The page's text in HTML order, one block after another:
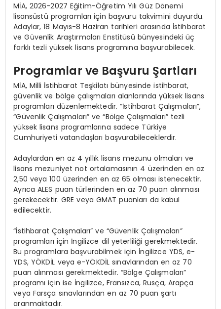
MİA, 2026-2027 Eğitim-Öğretim Yılı Güz Dönemi
lisansüstü programları için başvuru takvimini duyurdu.
Adaylar, 18 Mayıs-8 Haziran tarihleri arasında İstihbarat
ve Güvenlik Araştırmaları Enstitüsü bünyesindeki üç
farklı tezli yüksek lisans programına başvurabilecek.
Programlar ve Başvuru Şartları
MİA, Milli İstihbarat Teşkilatı bünyesinde istihbarat,
güvenlik ve bölge çalışmaları alanlarında yüksek lisans
programları düzenlemektedir. “İstihbarat Çalışmaları”,
“Güvenlik Çalışmaları” ve “Bölge Çalışmaları” tezli
yüksek lisans programlarına sadece Türkiye
Cumhuriyeti vatandaşları başvurabileceklerdir.
Adaylardan en az 4 yıllık lisans mezunu olmaları ve
lisans mezuniyet not ortalamasının 4 üzerinden en az
2,50 veya 100 üzerinden en az 65 olması istenecektir.
Ayrıca ALES puan türlerinden en az 70 puan alınması
gerekecektir. GRE veya GMAT puanları da kabul
edilecektir.
“İstihbarat Çalışmaları” ve “Güvenlik Çalışmaları”
programları için İngilizce dil yeterliliği gerekmektedir.
Bu programlara başvurabilmek için İngilizce YDS, e-
YDS, YÖKDİL veya e-YÖKDİL sınavlarından en az 70
puan alınması gerekmektedir. “Bölge Çalışmaları”
programı için ise İngilizce, Fransızca, Rusça, Arapça
veya Farsça sınavlarından en az 70 puan şartı
aranmaktadır.